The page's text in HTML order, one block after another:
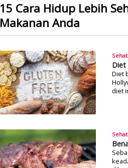
15 Cara Hidup Lebih
Makanan Anda
Sehat
Diet
Diet
diet
Sehat